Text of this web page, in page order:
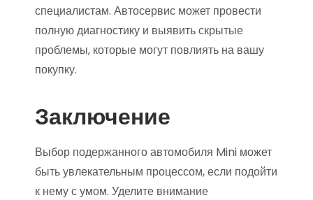
специалистам. Автосервис может провести
полную диагностику и выявить скрытые
проблемы, которые могут повлиять на вашу
покупку.
Заключение
Выбор подержанного автомобиля Mini может
быть увлекательным процессом, если подойти
к нему с умом. Уделите внимание